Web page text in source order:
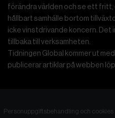
förändra världen och se ett
hållbart samhälle bortom
icke vinstdrivande koncern. Det
tillbaka till verksamheten.
Tidningen Global kommer ut
publicerar artiklar på webben
Personuppgiftsbehandling och cookies